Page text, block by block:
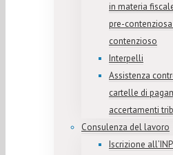
in materia
pre-
contenzioso
Interpelli
Assistenza
cartelle di
accertamenti
Consulenza del lavoro
Iscrizione